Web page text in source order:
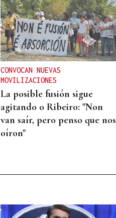
CONVOCAN NUEVAS
MOVILIZACIONES
La posible fusión sigue
agitando o Ribeiro: "Non
van saír, pero penso que nos
oíron"